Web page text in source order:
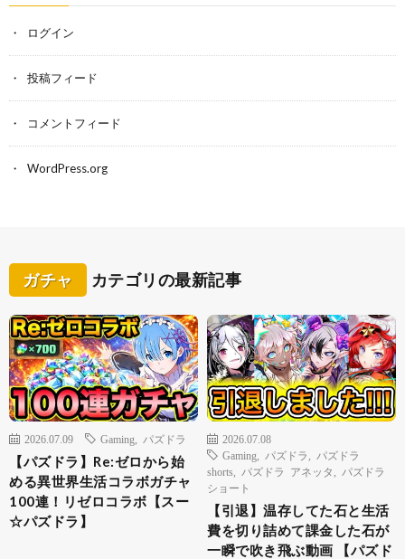
ログイン
投稿フィード
コメントフィード
WordPress.org
ガチャ カテゴリの最新記事
2026.07.09 Gaming パズドラ
【パズドラ】Re:ゼロから始
める異世界生活コラボガチャ
100連！リゼロコラボ【スー
☆パズドラ】
2026.07.08
Gaming
パズドラ
パズドラ
shorts
パズドラ アネッタ
パズドラ
ショート
【引退】温存してた石と生活
費を切り詰めて課金した石が
一瞬で吹き飛ぶ動画 【パズド